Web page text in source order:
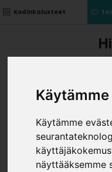
Käytämme
näyttääksemme
Kodinkalusteet